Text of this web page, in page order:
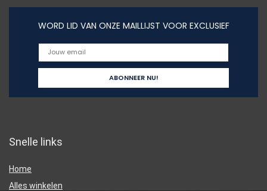
WORD LID VAN ONZE MAILLIJST VOOR EXCLUSIEF
Snelle links
Home
Alles winkelen